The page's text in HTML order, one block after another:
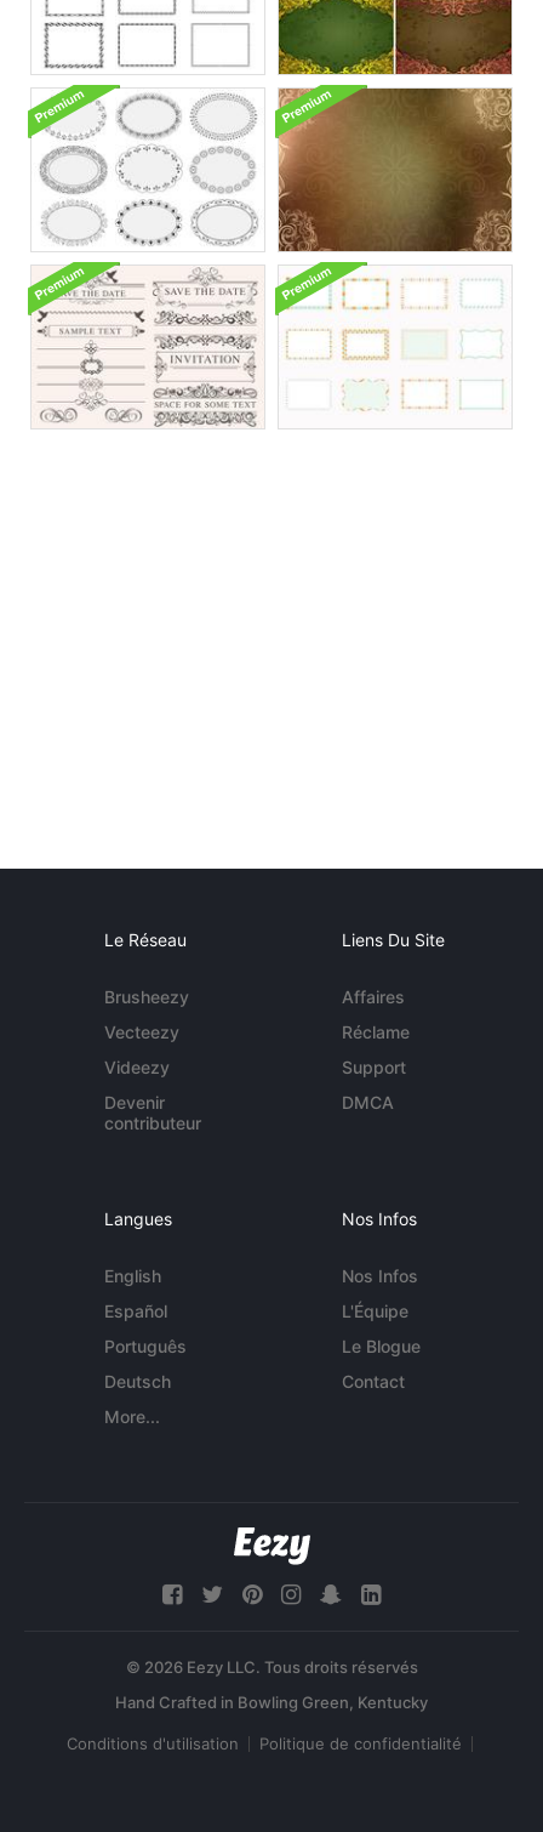
Le Réseau
Brusheezy
Vecteezy
Videezy
Devenir
contributeur
Liens Du Site
Affaires
Réclame
Support
DMCA
Langues
English
Español
Português
Deutsch
More...
Nos Infos
Nos Infos
L'Équipe
Le Blogue
Contact
© 2026 Eezy LLC. Tous droits réservés
Conditions d'utilisation Politique de confidentialité